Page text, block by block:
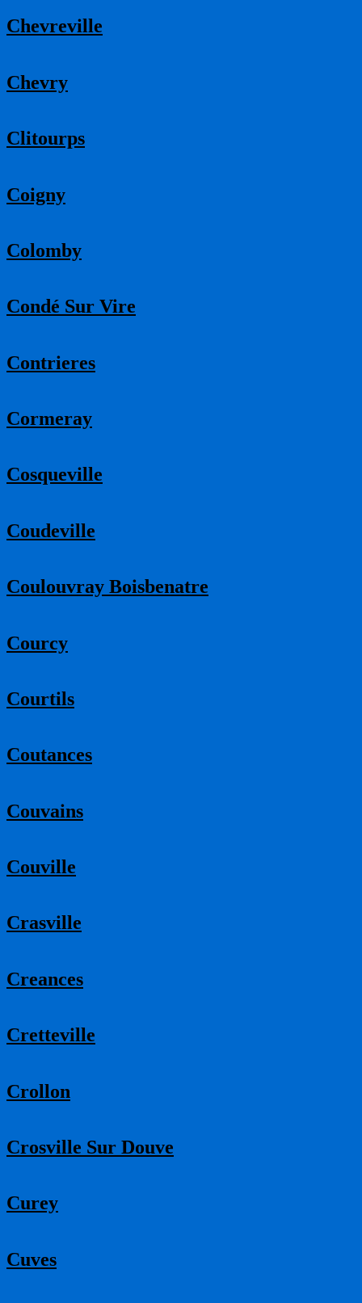
Chevreville
Chevry
Clitourps
Coigny
Colomby
Condé Sur Vire
Contrieres
Cormeray
Cosqueville
Coudeville
Coulouvray Boisbenatre
Courcy
Courtils
Coutances
Couvains
Couville
Crasville
Creances
Cretteville
Crollon
Crosville Sur Douve
Curey
Cuves